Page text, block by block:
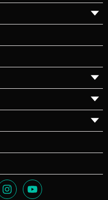
▼
▼
▼
▼